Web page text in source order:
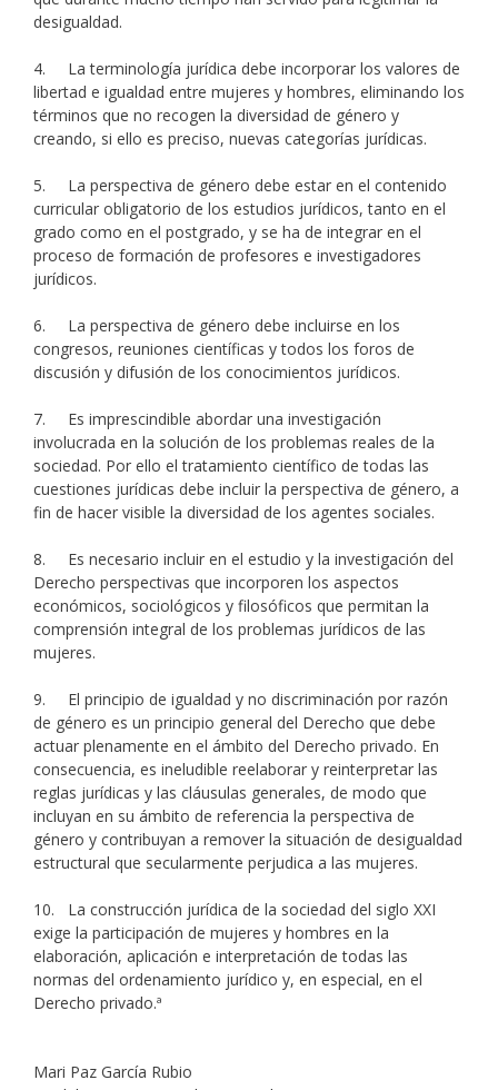
desigualdad.
4. La terminología jurídica debe incorporar los valores de
libertad e igualdad entre mujeres y hombres, eliminando los
términos que no recogen la diversidad de género y
creando, si ello es preciso, nuevas categorías jurídicas.
5. La perspectiva de género debe estar en el contenido
curricular obligatorio de los estudios jurídicos, tanto en el
grado como en el postgrado, y se ha de integrar en el
proceso de formación de profesores e investigadores
jurídicos.
6. La perspectiva de género debe incluirse en los
congresos, reuniones científicas y todos los foros de
discusión y difusión de los conocimientos jurídicos.
7. Es imprescindible abordar una investigación
involucrada en la solución de los problemas reales de la
sociedad. Por ello el tratamiento científico de todas las
cuestiones jurídicas debe incluir la perspectiva de género, a
fin de hacer visible la diversidad de los agentes sociales.
8. Es necesario incluir en el estudio y la investigación del
Derecho perspectivas que incorporen los aspectos
económicos, sociológicos y filosóficos que permitan la
comprensión integral de los problemas jurídicos de las
mujeres.
9. El principio de igualdad y no discriminación por razón
de género es un principio general del Derecho que debe
actuar plenamente en el ámbito del Derecho privado. En
consecuencia, es ineludible reelaborar y reinterpretar las
reglas jurídicas y las cláusulas generales, de modo que
incluyan en su ámbito de referencia la perspectiva de
género y contribuyan a remover la situación de desigualdad
estructural que secularmente perjudica a las mujeres.
10. La construcción jurídica de la sociedad del siglo XXI
exige la participación de mujeres y hombres en la
elaboración, aplicación e interpretación de todas las
normas del ordenamiento jurídico y, en especial, en el
Derecho privado.ª
Mari Paz García Rubio